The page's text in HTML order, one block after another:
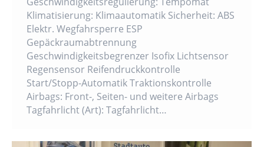
Klimatisierung: Klimaautomatik Sicherheit: ABS
Elektr. Wegfahrsperre ESP
Gepäckraumabtrennung
Geschwindigkeitsbegrenzer Isofix Lichtsensor
Regensensor Reifendruckkontrolle
Start/Stopp-Automatik Traktionskontrolle
Airbags: Front-, Seiten- und weitere Airbags
Tagfahrlicht (Art): Tagfahrlicht…